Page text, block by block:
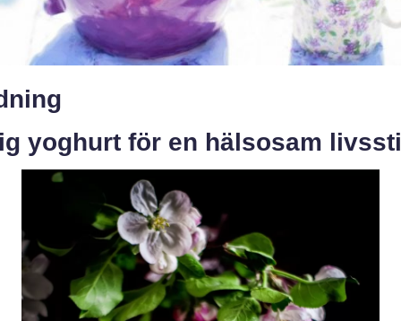
yoghurt för en hälsosam